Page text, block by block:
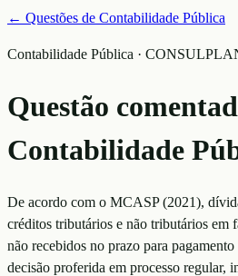
← Questões de Contabilidade Pública
Contabilidade Pública ·
Questão
Contabilidade
De acordo com o MCASP (2021),
créditos tributários e não tributários em
não recebidos no prazo para
decisão proferida em processo regular,